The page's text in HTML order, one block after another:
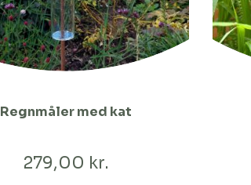
Regnmåler med kat
279,00 kr.